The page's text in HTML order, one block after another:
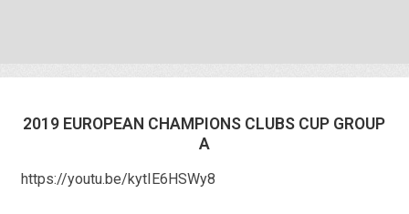
2019 EUROPEAN CHAMPIONS CLUBS CUP GROUP
A
https://youtu.be/kytIE6HSWy8